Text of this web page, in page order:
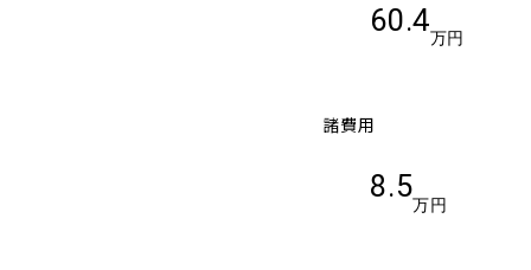
60.4
万円
諸費用
8.5
万円